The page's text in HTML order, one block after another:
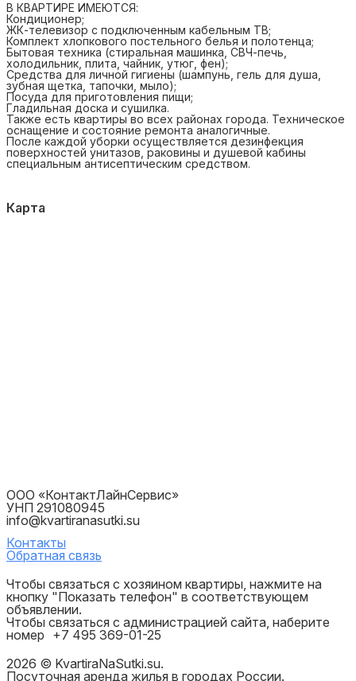
В КВАРТИРЕ ИМЕЮТСЯ:
Кондиционер;
ЖК-телевизор с подключенным кабельным ТВ;
Комплект хлопкового постельного белья и полотенца;
Бытовая техника (стиральная машинка, СВЧ-печь,
холодильник, плита, чайник, утюг, фен);
Средства для личной гигиены (шампунь, гель для душа,
зубная щетка, тапочки, мыло);
Посуда для приготовления пищи;
Гладильная доска и сушилка.
Также есть квартиры во всех районах города. Техническое
оснащение и состояние ремонта аналогичные.
После каждой уборки осуществляется дезинфекция
поверхностей унитазов, раковины и душевой кабины
специальным антисептическим средством.
Карта
ООО «КонтактЛайнСервис»
УНП 291080945
info@kvartiranasutki.su
Контакты
Обратная связь
Чтобы связаться с хозяином квартиры, нажмите на
кнопку "Показать телефон" в соответствующем
объявлении.
Чтобы связаться с администрацией сайта, наберите
номер +7 495 369-01-25
2026 © KvartiraNaSutki.su.
Посуточная аренда жилья в городах России.